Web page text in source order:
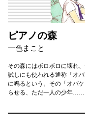
ピアノの森
一色まこと
その森にはボロボロに壊れ
試しにも使われる通称「オ
に鳴るという。その「オバ
らせる、ただ一人の少年……